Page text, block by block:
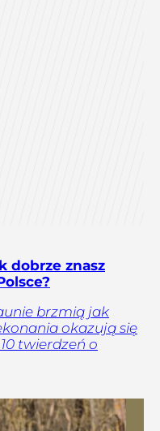
dobrze znasz
brzmią jak
okazują się
twierdzeń o